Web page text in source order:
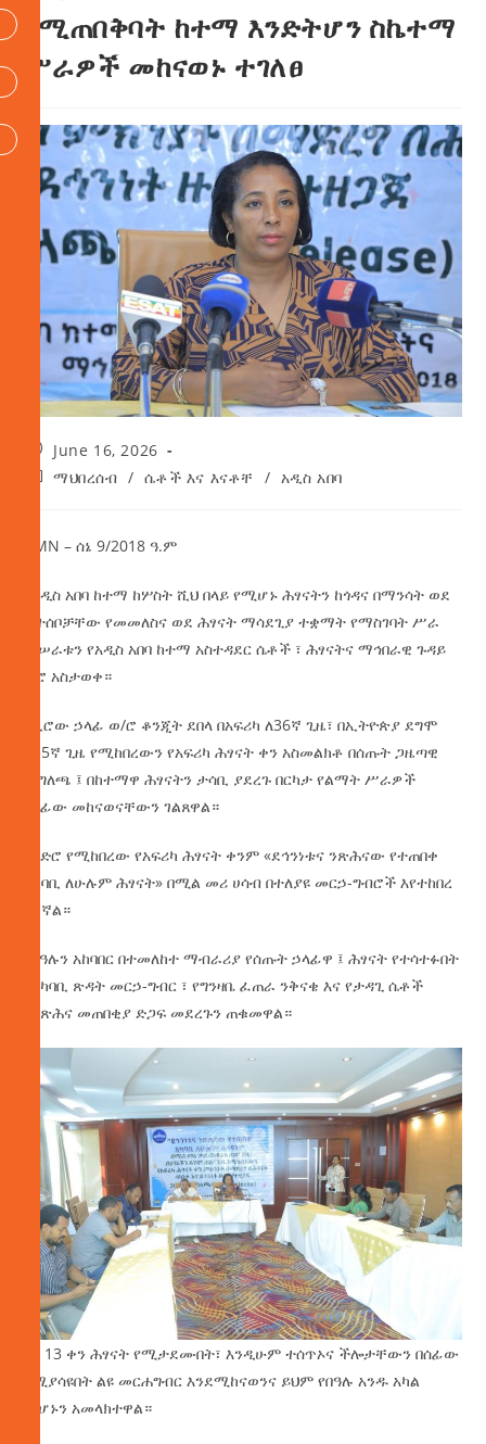
የሚጠበቅባት ከተማ እንድትሆን ስኬተማ
ሥራዎች መከናወኑ ተገለፀ
June 16, 2026
ማህበረሰብ / ሴቶች እና እናቶቸ / አዲስ አበባ
AMN – ሰኔ 9/2018 ዓ.ም
በአዲስ አበባ ከተማ ከሦስት ሺህ በላይ የሚሆኑ ሕፃናትን ከጎዳና በማንሳት ወደ
ቤተሰቦቻቸው የመመለስና ወደ ሕፃናት ማሳደጊያ ተቋማት የማስገባት ሥራ
መሠራቱን የአዲስ አበባ ከተማ አስተዳደር ሴቶች ፣ ሕፃናትና ማኅበራዊ ጉዳይ
ቢሮ አስታወቀ።
የቢሮው ኃላፊ ወ/ሮ ቆንጂት ደበላ በአፍሪካ ለ36ኛ ጊዜ፣ በኢትዮጵያ ደግሞ
ለ35ኛ ጊዜ የሚከበረውን የአፍሪካ ሕፃናት ቀን አስመልክቶ በሰጡት ጋዜጣዊ
መግለጫ ፤ በከተማዋ ሕፃናትን ታሳቢ ያደረጉ በርካታ የልማት ሥራዎች
በሰፊው መከናወናቸውን ገልጸዋል።
ዘንድሮ የሚከበረው የአፍሪካ ሕፃናት ቀንም «ደኅንነቱና ንጽሕናው የተጠበቀ
አካባቢ ለሁሉም ሕፃናት» በሚል መሪ ሀሳብ በተለያዩ መርኃ-ግብሮች እየተከበረ
ይገኛል።
የበዓሉን አከባበር በተመለከተ ማብራሪያ የሰጡት ኃላፊዋ ፤ ሕፃናት የተሳተፉበት
የአካባቢ ጽዳት መርኃ-ግብር ፣ የግንዛቤ ፈጠራ ንቅናቄ እና የታዳጊ ሴቶች
የንጽሕና መጠበቂያ ድጋፍ መደረጉን ጠቁመዋል።
ሰኔ 13 ቀን ሕፃናት የሚታደሙበት፣ እንዲሁም ተሰጥኦና ችሎታቸውን በሰፊው
የሚያሳዩበት ልዩ መርሐግብር እንደሚከናወንና ይህም የበዓሉ አንዱ አካል
መሆኑን አመላክተዋል።